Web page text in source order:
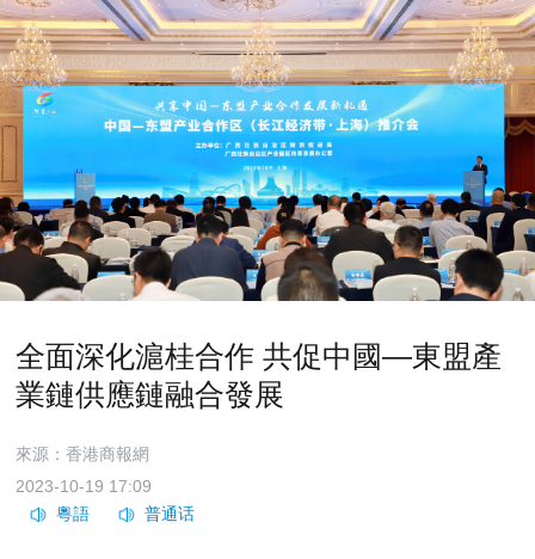
全面深化滬桂合作 共促中國—東盟產
業鏈供應鏈融合發展
來源：香港商報網
2023-10-19 17:09